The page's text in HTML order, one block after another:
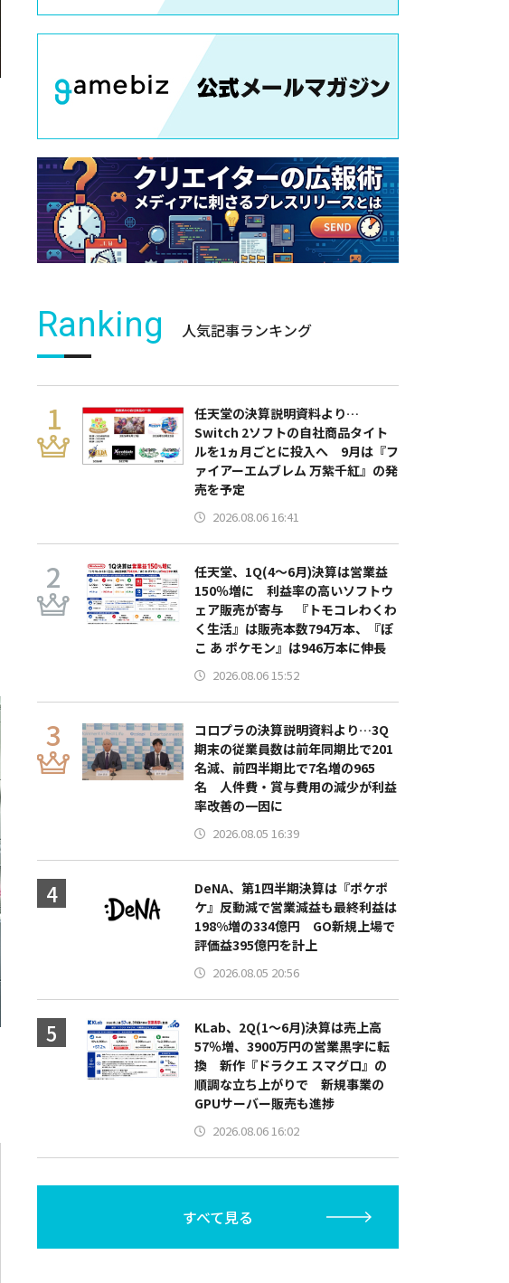
Ranking 人気記事ランキング
任天堂の決算説明資料より…
Switch 2ソフトの自社商品タイト
ルを1ヵ月ごとに投入へ 9月は『フ
ァイアーエムブレム 万紫千紅』の発
売を予定
2026.08.06 16:41
任天堂、1Q(4～6月)決算は営業益
150％増に 利益率の高いソフトウ
ェア販売が寄与 『トモコレわくわ
く生活』は販売本数794万本、『ぽ
こ あ ポケモン』は946万本に伸長
2026.08.06 15:52
コロプラの決算説明資料より…3Q
期末の従業員数は前年同期比で201
名減、前四半期比で7名増の965
名 人件費・賞与費用の減少が利益
率改善の一因に
2026.08.05 16:39
DeNA、第1四半期決算は『ポケポ
ケ』反動減で営業減益も最終利益は
198%増の334億円 GO新規上場で
評価益395億円を計上
2026.08.05 20:56
KLab、2Q(1～6月)決算は売上高
57％増、3900万円の営業黒字に転
換 新作『ドラクエ スマグロ』の
順調な立ち上がりで 新規事業の
GPUサーバー販売も進捗
2026.08.06 16:02
すべて見る